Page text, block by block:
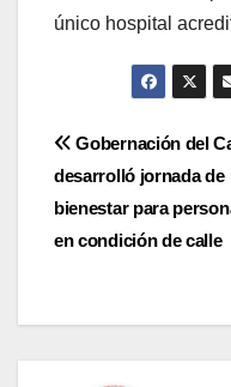
único hospital
de
entradas
Gobernación del
desarrolló jornada de
bienestar para
en condición de calle